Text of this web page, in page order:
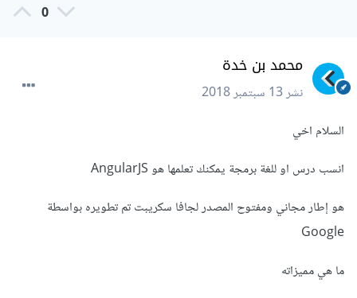
0
محمد بن خدة
نشر13 سبتمبر 2018
السلام اخي
انسب درس او للغة برمجة يمكنك تعلمها هو AngularJS
هو إطار مجاني ومفتوح المصدر لجافا سكريبت تم تطويره بواسطة
Google
ما هي مميزاته